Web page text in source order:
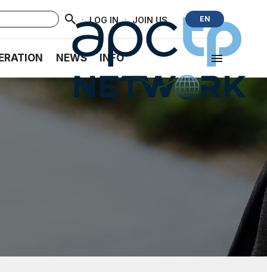
· LOG IN · JOIN US EN
NEWS INFO